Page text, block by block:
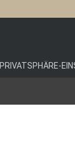
PRIVATSPHÄRE-